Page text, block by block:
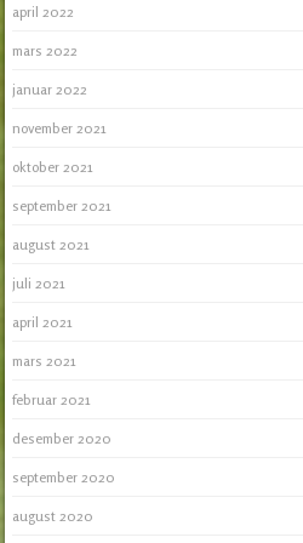
april 2022
mars 2022
januar 2022
november 2021
oktober 2021
september 2021
august 2021
juli 2021
april 2021
mars 2021
februar 2021
desember 2020
september 2020
august 2020